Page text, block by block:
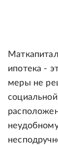
ипотека -
меры не